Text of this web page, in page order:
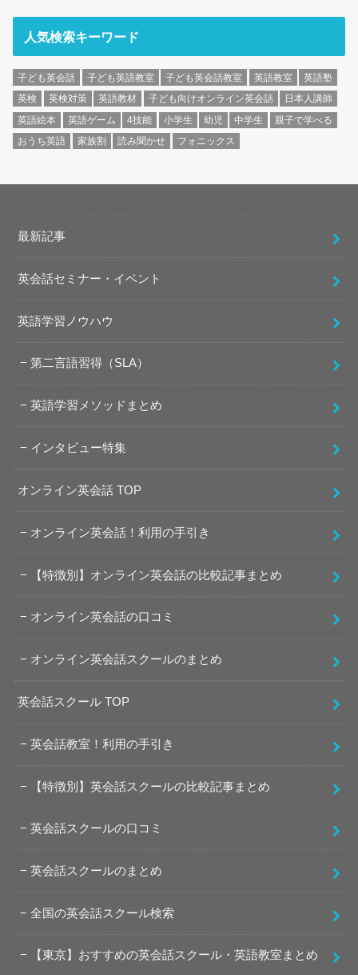
人気検索キーワード
子ども英会話 子ども英語教室 子ども英会話教室 英語教室
英語塾
英検
英検対策 英語教材 子ども向けオンライン英会話
日本人講師
英語絵本
英語ゲーム 4技能 小学生 幼児 中学生
親子で学べる
おうち英語
家族割 読み聞かせ フォニックス
最新記事
英会話セミナー・イベント
英語学習ノウハウ
第二言語習得（SLA）
英語学習メソッドまとめ
インタビュー特集
オンライン英会話 TOP
オンライン英会話！利用の手引き
【特徴別】オンライン英会話の比較記事まとめ
オンライン英会話の口コミ
オンライン英会話スクールのまとめ
英会話スクール TOP
英会話教室！利用の手引き
【特徴別】英会話スクールの比較記事まとめ
英会話スクールの口コミ
英会話スクールのまとめ
全国の英会話スクール検索
【東京】おすすめの英会話スクール・英語教室まとめ